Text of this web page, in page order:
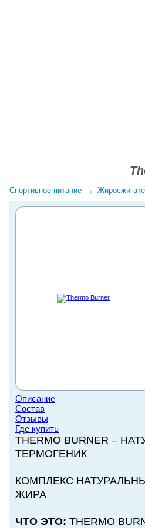
Спортивное питание →
Описание
Состав
Отзывы
Где купить
THERMO BURNER –
ТЕРМОГЕНИК
КОМПЛЕКС
ЖИРА
ЧТО ЭТО: THERMO